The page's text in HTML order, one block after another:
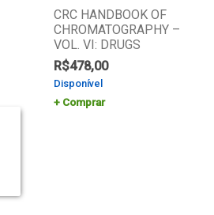
CRC HANDBOOK OF
CHROMATOGRAPHY –
VOL. VI: DRUGS
R$478,00
Disponível
Comprar